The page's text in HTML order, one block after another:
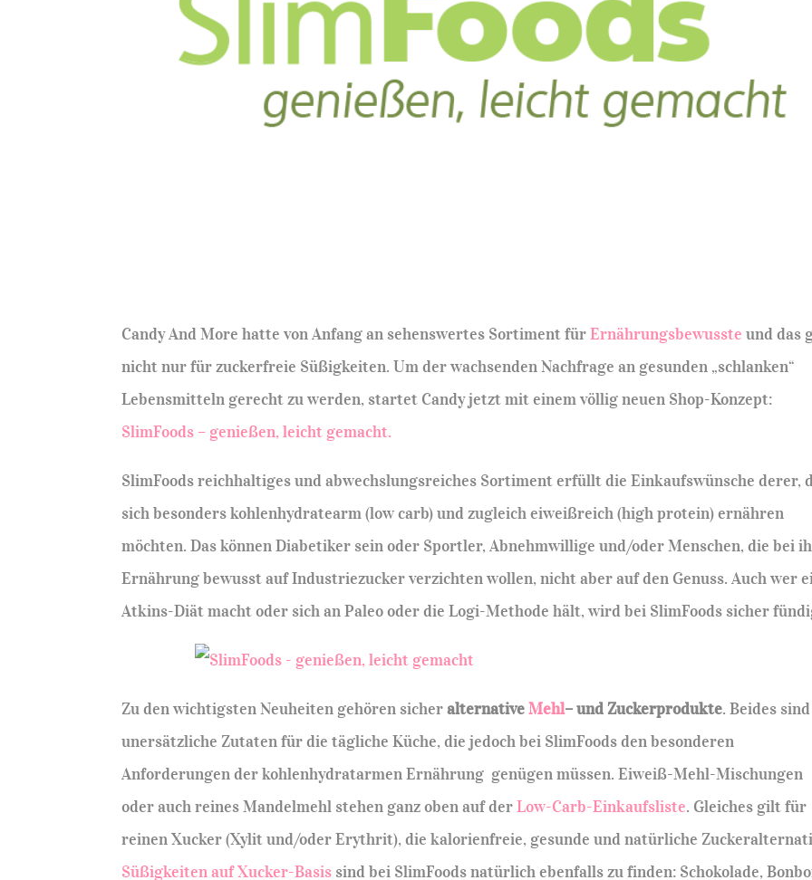
Candy And More hatte von Anfang an sehenswertes Sortiment fürErnährungsbewusste und das
nicht nur für zuckerfreie Süßigkeiten. Um der wachsenden Nachfrage an gesunden „schlanken“
Lebensmitteln gerecht zu werden, startet Candy jetzt mit einem völlig neuen Shop-Konzept:
SlimFoods – genießen, leicht gemacht.
SlimFoods reichhaltiges und abwechslungsreiches Sortiment erfüllt die Einkaufswünsche derer,
sich besonders kohlenhydratearm (low carb) und zugleich eiweißreich (high protein) ernähren
möchten. Das können Diabetiker sein oder Sportler, Abnehmwillige und/oder Menschen, die bei
Ernährung bewusst auf Industriezucker verzichten wollen, nicht aber auf den Genuss. Auch wer
Atkins-Diät macht oder sich an Paleo oder die Logi-Methode hält, wird bei SlimFoods sicher
Zu den wichtigsten Neuheiten gehören sicheralternativeMehl– und Zuckerprodukte. Beides sind
unersätzliche Zutaten für die tägliche Küche, die jedoch bei SlimFoods den besonderen
Anforderungen der kohlenhydratarmen Ernährung genügen müssen. Eiweiß-Mehl-Mischungen
oder auch reines Mandelmehl stehen ganz oben auf derLow-Carb-Einkaufsliste. Gleiches gilt für
reinen Xucker (Xylit und/oder Erythrit), die kalorienfreie, gesunde und natürliche
Süßigkeiten auf Xucker-Basis sind bei SlimFoods natürlich ebenfalls zu finden: Schokolade,